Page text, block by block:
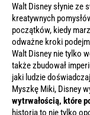
Walt Disney słynie ze
kreatywnych
początków, kiedy
odważne kroki
Walt Disney nie tylko
także zbudował
jaki ludzie
Myszkę Miki, Disney
wytrwałością, które
historia to nie tylko